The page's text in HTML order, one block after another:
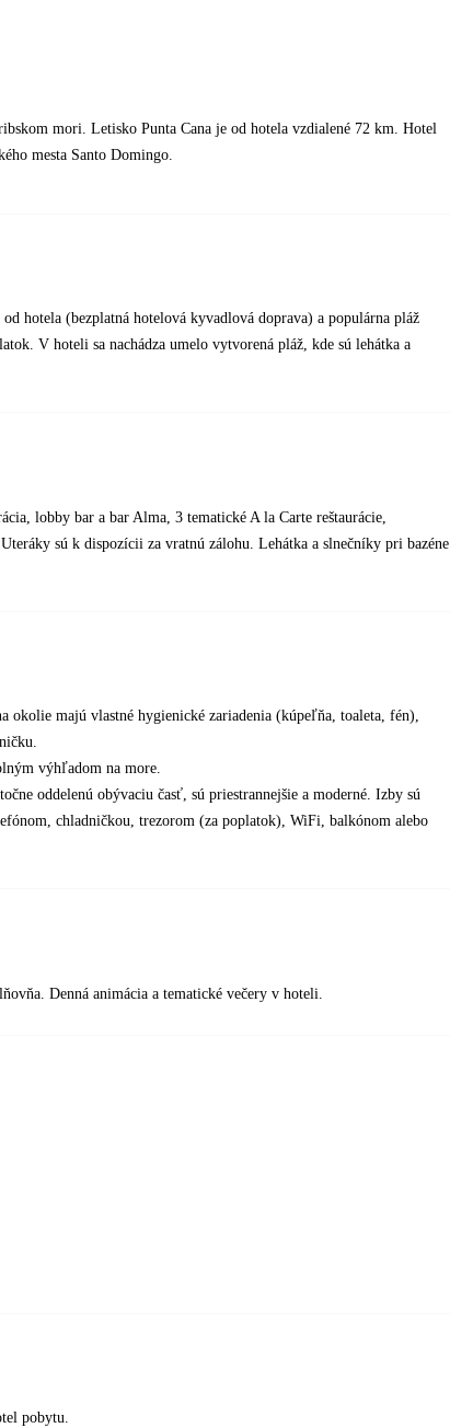
mori. Letisko Punta Cana je od hotela vzdialené 72 km. Hotel
mesta Santo Domingo.
hotela (bezplatná hotelová kyvadlová doprava) a populárna pláž
V hoteli sa nachádza umelo vytvorená pláž, kde sú lehátka a
lobby bar a bar Alma, 3 tematické A la Carte reštaurácie,
sú k dispozícii za vratnú zálohu. Lehátka a slnečníky pri bazéne
okolie majú vlastné hygienické zariadenia (kúpeľňa, toaleta, fén),
výhľadom na more.
oddelenú obývaciu časť, sú priestrannejšie a moderné. Izby sú
chladničkou, trezorom (za poplatok), WiFi, balkónom alebo
Denná animácia a tematické večery v hoteli.
pobytu.